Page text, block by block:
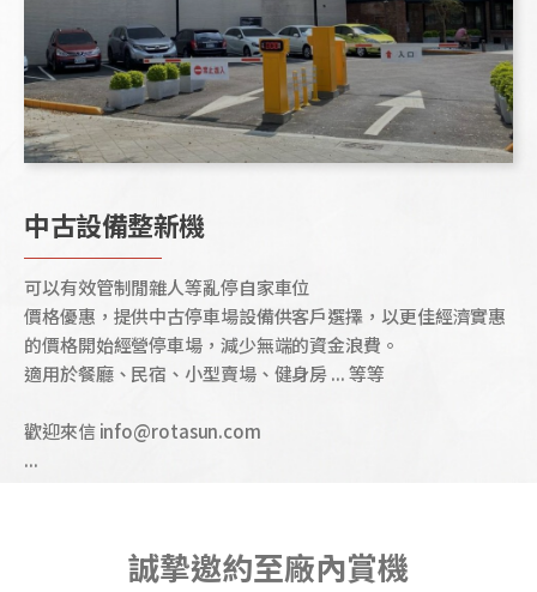
中古設備整新機
可以有效管制閒雜人等亂停自家車位
價格優惠，提供中古停車場設備供客戶選擇，以更佳經濟實惠
的價格開始經營停車場，減少無端的資金浪費。
適用於餐廳、民宿、小型賣場、健身房 ... 等等
歡迎來信 info@rotasun.com
...
誠摯邀約至廠內賞機